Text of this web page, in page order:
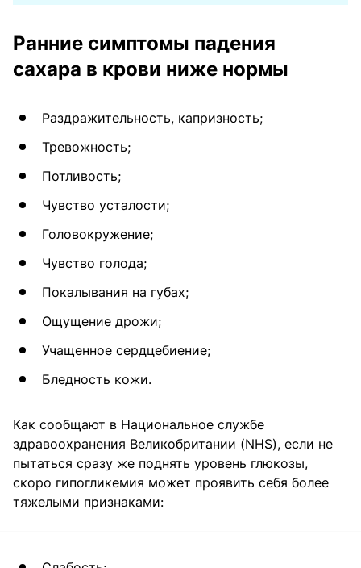
Ранние симптомы падения
сахара в крови ниже нормы
Раздражительность, капризность;
Тревожность;
Потливость;
Чувство усталости;
Головокружение;
Чувство голода;
Покалывания на губах;
Ощущение дрожи;
Учащенное сердцебиение;
Бледность кожи.
Как сообщают в Национальное службе
здравоохранения Великобритании (NHS), если не
пытаться сразу же поднять уровень глюкозы,
скоро гипогликемия может проявить себя более
тяжелыми признаками: